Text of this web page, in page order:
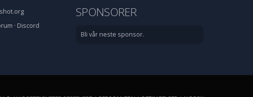
· Discord
SPONSORER
Bli vår neste sponsor.